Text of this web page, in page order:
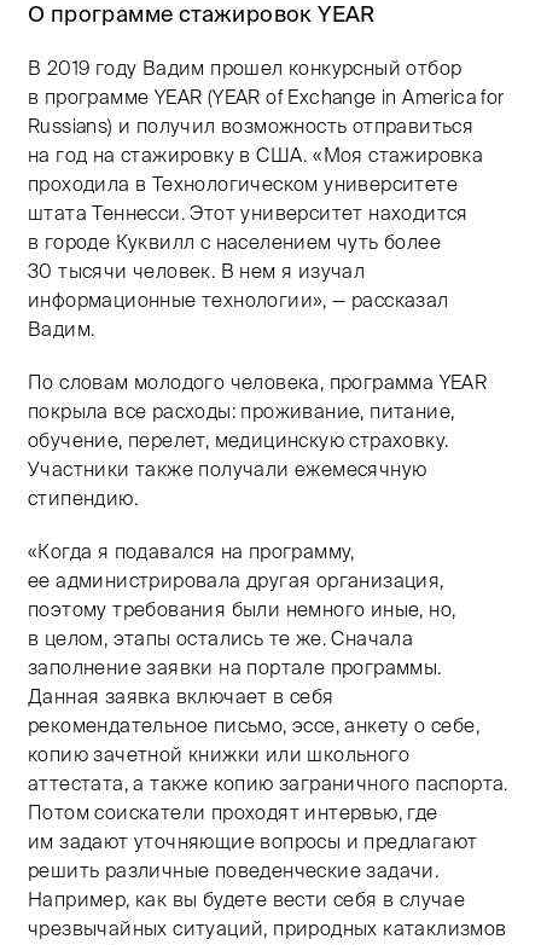
О программе стажировок YEAR
В 2019 году Вадим прошел конкурсный отбор
в программе YEAR (YEAR of Exchange in America for
Russians) и получил возможность отправиться
на год на стажировку в США. «Моя стажировка
проходила в Технологическом университете
штата Теннесси. Этот университет находится
в городе Куквилл с населением чуть более
30 тысячи человек. В нем я изучал
информационные технологии», — рассказал
Вадим.
По словам молодого человека, программа YEAR
покрыла все расходы: проживание, питание,
обучение, перелет, медицинскую страховку.
Участники также получали ежемесячную
стипендию.
«Когда я подавался на программу,
ее администрировала другая организация,
поэтому требования были немного иные, но,
в целом, этапы остались те же. Сначала
заполнение заявки на портале программы.
Данная заявка включает в себя
рекомендательное письмо, эссе, анкету о себе,
копию зачетной книжки или школьного
аттестата, а также копию заграничного паспорта.
Потом соискатели проходят интервью, где
им задают уточняющие вопросы и предлагают
решить различные поведенческие задачи.
Например, как вы будете вести себя в случае
чрезвычайных ситуаций, природных катаклизмов